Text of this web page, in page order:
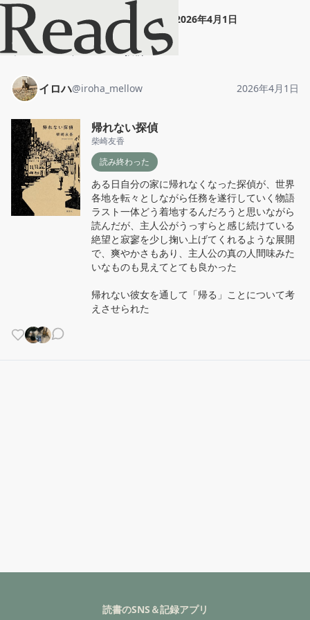
イロハ 帰れない探偵 2026年4月1日
ホーム イロハ 投稿
イロハ@iroha_mellow 2026年4月1日
帰れない探偵
柴崎友香
読み終わった
ある日自分の家に帰れなくなった探偵が、世界
各地を転々としながら任務を遂行していく物語
ラスト一体どう着地するんだろうと思いながら
読んだが、主人公がうっすらと感じ続けている
絶望と寂寥を少し掬い上げてくれるような展開
で、爽やかさもあり、主人公の真の人間味みた
いなものも見えてとても良かった
帰れない彼女を通して「帰る」ことについて考
えさせられた
読書のSNS＆記録アプリ